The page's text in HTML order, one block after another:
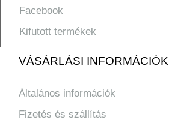
Facebook
Kifutott termékek
VÁSÁRLÁSI INFORMÁCIÓK
Általános információk
Fizetés és szállítás